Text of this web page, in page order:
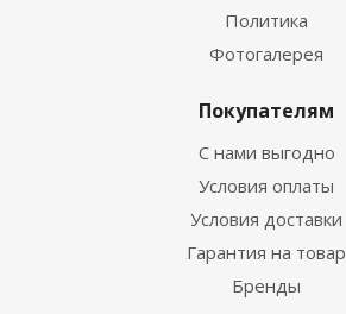
Политика
Фотогалерея
Покупателям
С нами выгодно
Условия оплаты
Условия доставки
Гарантия на товар
Бренды